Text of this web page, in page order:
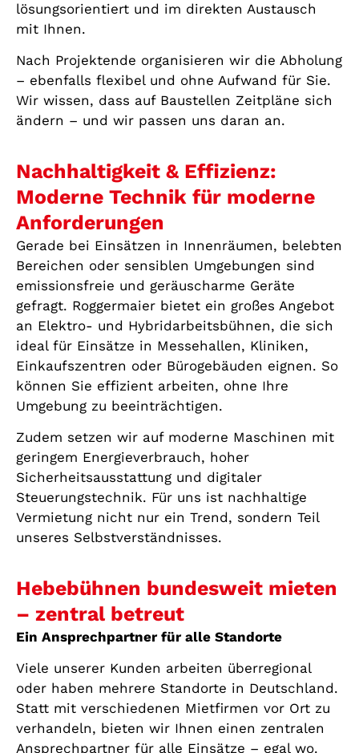
lösungsorientiert und im direkten Austausch
mit Ihnen.
Nach Projektende organisieren wir die Abholung
– ebenfalls flexibel und ohne Aufwand für Sie.
Wir wissen, dass auf Baustellen Zeitpläne sich
ändern – und wir passen uns daran an.
Nachhaltigkeit & Effizienz:
Moderne Technik für moderne
Anforderungen
Gerade bei Einsätzen in Innenräumen, belebten
Bereichen oder sensiblen Umgebungen sind
emissionsfreie und geräuscharme Geräte
gefragt. Roggermaier bietet ein großes Angebot
an Elektro- und Hybridarbeitsbühnen, die sich
ideal für Einsätze in Messehallen, Kliniken,
Einkaufszentren oder Bürogebäuden eignen. So
können Sie effizient arbeiten, ohne Ihre
Umgebung zu beeinträchtigen.
Zudem setzen wir auf moderne Maschinen mit
geringem Energieverbrauch, hoher
Sicherheitsausstattung und digitaler
Steuerungstechnik. Für uns ist nachhaltige
Vermietung nicht nur ein Trend, sondern Teil
unseres Selbstverständnisses.
Hebebühnen bundesweit mieten
– zentral betreut
Ein Ansprechpartner für alle Standorte
Viele unserer Kunden arbeiten überregional
oder haben mehrere Standorte in Deutschland.
Statt mit verschiedenen Mietfirmen vor Ort zu
verhandeln, bieten wir Ihnen einen zentralen
Ansprechpartner für alle Einsätze – egal wo.